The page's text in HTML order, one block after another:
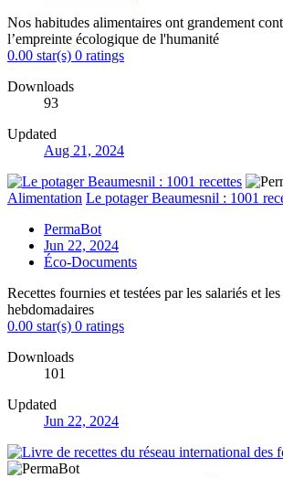
Nos habitudes alimentaires ont grandement
l’empreinte écologique de l'humanité
0.00 star(s) 0 ratings
Downloads
93
Updated
Aug 21, 2024
Alimentation Le potager Beaumesnil : 1001
PermaBot
Jun 22, 2024
Éco-Documents
Recettes fournies et testées par les salariés et
hebdomadaires
0.00 star(s) 0 ratings
Downloads
101
Updated
Jun 22, 2024